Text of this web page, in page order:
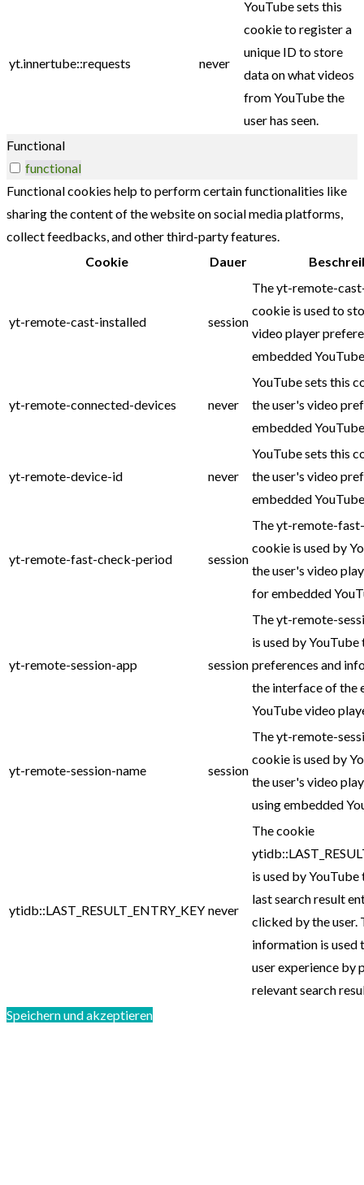
yt.innertube::requests never
YouTube sets this
cookie to register a
unique ID to store
data on what videos
from YouTube the
user has seen.
Functional
functional
Functional cookies help to perform certain functionalities like
sharing the content of the website on social media platforms,
collect feedbacks, and other third-party features.
Cookie
Dauer
yt-remote-cast-installed session
The yt-remote-
cookie is used to
video player
embedded
yt-remote-connected-devices never
YouTube sets this
the user's video
embedded
yt-remote-device-id never
YouTube sets this
the user's video
embedded
yt-remote-fast-check-period session
The yt-remote-
cookie is used by
the user's video
for embedded
yt-remote-session-app session
The yt-remote-
is used by
preferences and
the interface of the
YouTube video
yt-remote-session-name session
The yt-remote-
cookie is used by
the user's video
using embedded
ytidb::LAST_RESULT_ENTRY_KEY never
The cookie
is used by
last search result
clicked by the user.
information is used
user experience by
relevant search
Speichern und akzeptieren